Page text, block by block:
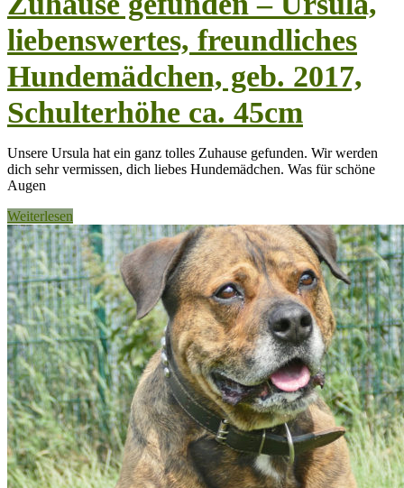
liebenswertes, freundliches
Hundemädchen, geb. 2017,
Schulterhöhe ca. 45cm
Unsere Ursula hat ein ganz tolles Zuhause gefunden. Wir werden
dich sehr vermissen, dich liebes Hundemädchen. Was für schöne
Augen
Weiterlesen